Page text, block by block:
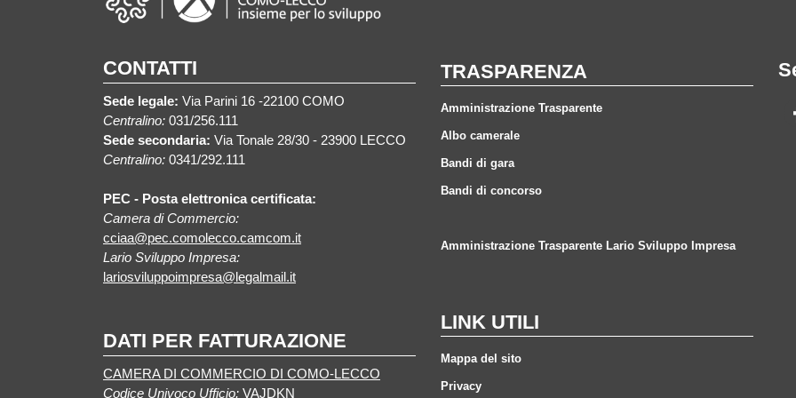
CONTATTI
Sede legale: Via Parini 16 -22100 COMO
Centralino: 031/256.111
Sede secondaria: Via Tonale 28/30 - 23900 LECCO
Centralino: 0341/292.111
PEC - Posta elettronica certificata:
Camera di Commercio:
cciaa@pec.comolecco.camcom.it
Lario Sviluppo Impresa:
lariosviluppoimpresa@legalmail.it
DATI PER FATTURAZIONE
CAMERA DI COMMERCIO DI COMO-LECCO
Codice Univoco Ufficio: VAJDKN
TRASPARENZA
Amministrazione Trasparente
Albo camerale
Bandi di gara
Bandi di concorso
Amministrazione Trasparente Lario Sviluppo Impresa
LINK UTILI
Mappa del sito
Privacy